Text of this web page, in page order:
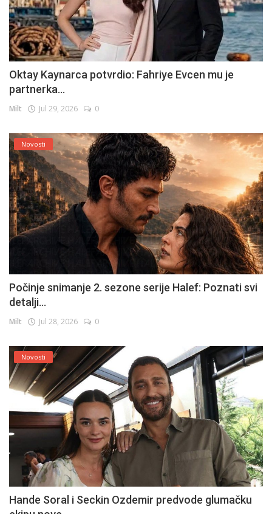
Oktay Kaynarca potvrdio: Fahriye Evcen mu je
partnerka...
Milt Jul 29, 2026 0
Novosti
Počinje snimanje 2. sezone serije Halef: Poznati svi
detalji...
Milt Jul 28, 2026 0
Novosti
Hande Soral i Seckin Ozdemir predvode glumačku